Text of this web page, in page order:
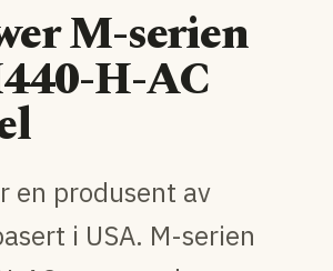
M-serien
H-AC
en produsent av
i USA. M-serien